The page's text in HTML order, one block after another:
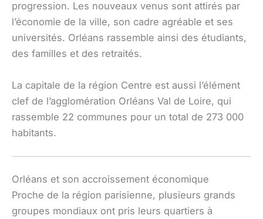
progression. Les nouveaux venus sont attirés par
l’économie de la ville, son cadre agréable et ses
universités. Orléans rassemble ainsi des étudiants,
des familles et des retraités.
La capitale de la région Centre est aussi l’élément
clef de l’agglomération Orléans Val de Loire, qui
rassemble 22 communes pour un total de 273 000
habitants.
Orléans et son accroissement économique
Proche de la région parisienne, plusieurs grands
groupes mondiaux ont pris leurs quartiers à